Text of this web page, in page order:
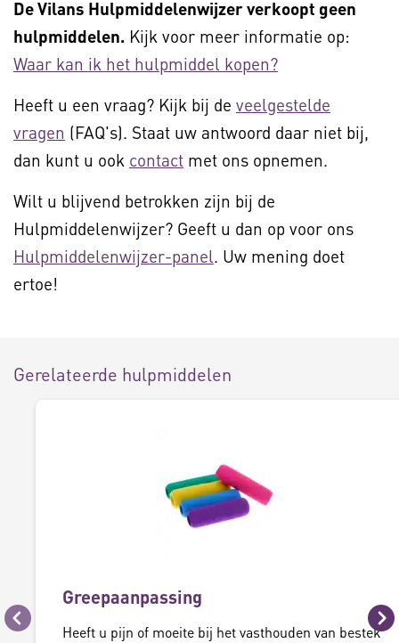
De Vilans Hulpmiddelenwijzer verkoopt geen
hulpmiddelen. Kijk voor meer informatie op:
Waar kan ik het hulpmiddel kopen?
Heeft u een vraag? Kijk bij de veelgestelde
vragen (FAQ's). Staat uw antwoord daar niet bij,
dan kunt u ook contact met ons opnemen.
Wilt u blijvend betrokken zijn bij de
Hulpmiddelenwijzer? Geeft u dan op voor ons
Hulpmiddelenwijzer-panel. Uw mening doet
ertoe!
Gerelateerde hulpmiddelen
Vorige
Greepaanpassing
Heeft u pijn of moeite bij het vasthouden van bestek